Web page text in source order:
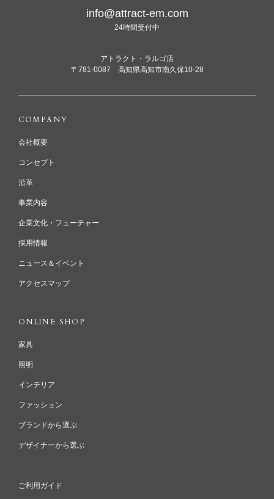
info@attract-em.com
24時間受付中
アトラクト・ラルゴ店
〒781-0087 高知県高知市南久保10-28
COMPANY
会社概要
コンセプト
沿革
事業内容
企業文化・フューチャー
採用情報
ニュース＆イベント
アクセスマップ
ONLINE SHOP
家具
照明
インテリア
ファッション
ブランドから選ぶ
デザイナーから選ぶ
ご利用ガイド